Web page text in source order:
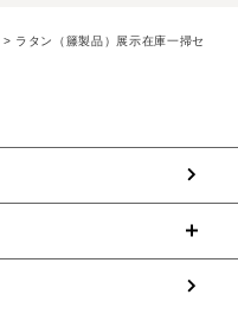
> ラタン（籐製品）展示在庫一掃セ